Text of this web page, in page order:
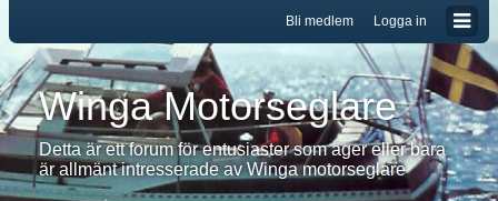
Logga in
Bli medlem
Winga Motorseglare
Detta är ett forum för entusiaster som äger eller bara
är allmänt intresserade av Winga motorseglare